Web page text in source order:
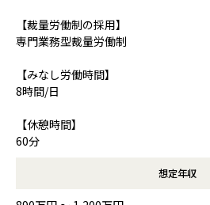
【裁量労働制の採用】
専門業務型裁量労働制
【みなし労働時間】
8時間/日
【休憩時間】
60分
想定年収